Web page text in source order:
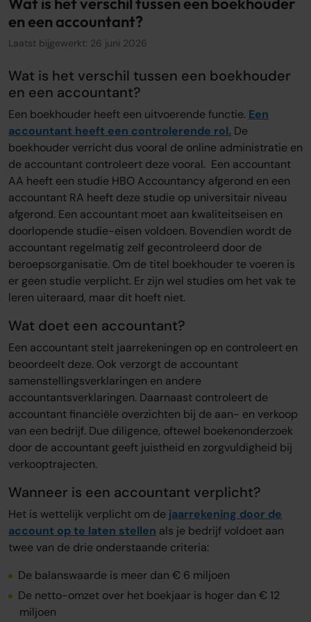
en een accountant?
Laatst bijgewerkt: 26 juni 2026
Wat is het verschil tussen een boekhouder
en een accountant?
Een boekhouder heeft een uitvoerende functie. Een
accountant heeft een controlerende rol. De
boekhouder verricht dus vooral de online administratie en
de accountant controleert deze vooral. Een accountant
AA heeft een studie HBO Accountancy afgerond en een
accountant RA heeft deze studie op universitair niveau
afgerond. Een accountant moet aan kwaliteitseisen en
doorlopende studie-eisen voldoen. Bovendien wordt de
accountant regelmatig zelf gecontroleerd door de
beroepsorganisatie. Om de titel boekhouder te voeren is
er geen studie verplicht. Er zijn wel studies om het vak te
leren uiteraard, maar dit hoeft niet.
Wat doet een accountant?
Een accountant stelt jaarrekeningen op en controleert en
beoordeelt deze. Ook verzorgt de accountant
samenstellingsverklaringen en andere
accountantsverklaringen. Daarnaast controleert de
accountant financiële overzichten bij de aan- en verkoop
van een bedrijf. Due diligence, oftewel boekenonderzoek
door de accountant geeft juistheid en zorgvuldigheid bij
verkooptrajecten.
Wanneer is een accountant verplicht?
Het is wettelijk verplicht om de jaarrekening door de
account op te laten stellen als je bedrijf voldoet aan
twee van de drie onderstaande criteria:
De balanswaarde is meer dan € 6 miljoen
De netto-omzet over het boekjaar is hoger dan € 12
miljoen
Over ons
Onze tarieven
Onze kantoren
Adviescentrum
Sluit je aan
Word oamkb partner
Werken bij
Contact
FAQ
Login
Login